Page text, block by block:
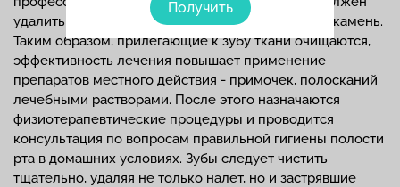
Получить
удалить с зубов образовавшийся налет и зубной камень.
Таким образом, прилегающие к зубу ткани очищаются,
эффективность лечения повышает применение
препаратов местного действия - примочек, полосканий
лечебными растворами. После этого назначаются
физиотерапевтические процедуры и проводится
консультация по вопросам правильной гигиены полости
рта в домашних условиях. Зубы следует чистить
тщательно, удаляя не только налет, но и застрявшие